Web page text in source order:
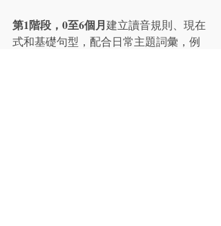
第1階段，0至6個月建立讀音規則、現在
式和基礎句型，配合日常主題詞彙，例